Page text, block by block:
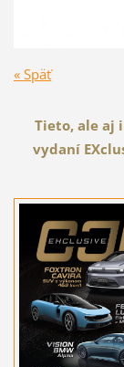
« Späť
Tieto, ale aj
vydaní